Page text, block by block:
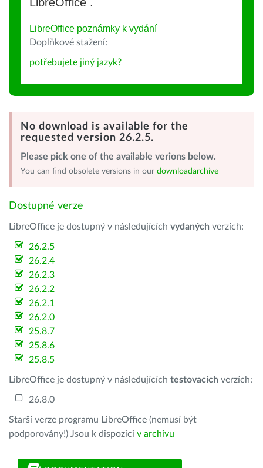
LibreOffice poznámky k vydání
Doplňkové stažení:
potřebujete jiný jazyk?
No download is available for the
requested version 26.2.5.
Please pick one of the available verions below.
You can find obsolete versions in our downloadarchive
Dostupné verze
LibreOffice je dostupný v následujících vydaných verzích:
26.2.5
26.2.4
26.2.3
26.2.2
26.2.1
26.2.0
25.8.7
25.8.6
25.8.5
LibreOffice je dostupný v následujících testovacích verzích:
26.8.0
Starší verze programu LibreOffice (nemusí být
podporovány!) Jsou k dispozici v archivu